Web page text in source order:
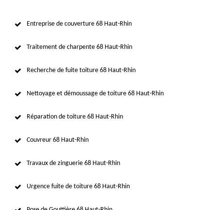
Entreprise de couverture 68 Haut-Rhin
Traitement de charpente 68 Haut-Rhin
Recherche de fuite toiture 68 Haut-Rhin
Nettoyage et démoussage de toiture 68 Haut-Rhin
Réparation de toiture 68 Haut-Rhin
Couvreur 68 Haut-Rhin
Travaux de zinguerie 68 Haut-Rhin
Urgence fuite de toiture 68 Haut-Rhin